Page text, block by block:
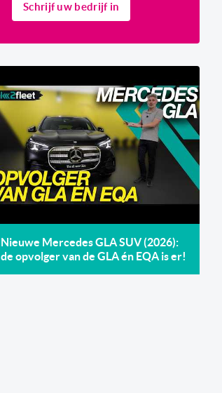
Schrijf uw bedrijf in
Nieuwe Mercedes GLA SUV (2026):
de opvolger van de GLA én EQA is er!